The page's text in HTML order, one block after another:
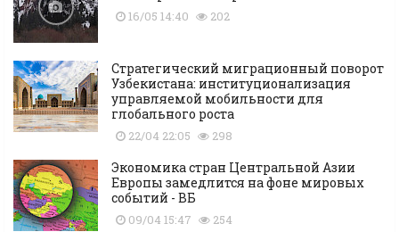
16/05 14:40 202
Стратегический миграционный поворот
Узбекистана: институционализация
управляемой мобильности для
глобального роста
22/04 22:05 298
Экономика стран Центральной Азии
Европы замедлится на фоне мировых
событий - ВБ
09/04 15:47 254